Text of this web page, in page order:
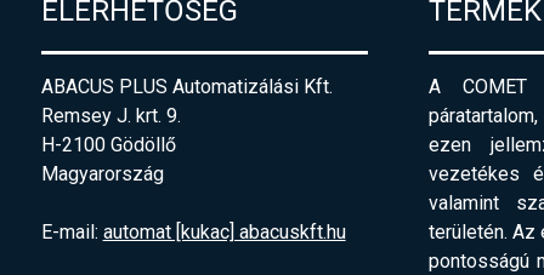
ELÉRHETŐSÉG
ABACUS PLUS Automatizálási Kft.
Remsey J. krt. 9.
H-2100 Gödöllő
Magyarország
E-mail: automat [kukac] abacuskft.hu
A COMET
ezen
vezetékes
valamint
területén. Az
pontosságú